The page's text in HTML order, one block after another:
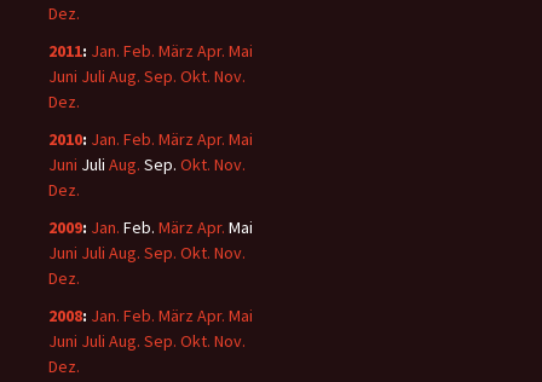
Dez.
2011: Jan. Feb. März Apr. Mai
Juni Juli Aug. Sep. Okt. Nov.
Dez.
2010: Jan. Feb. März Apr. Mai
Juni Juli Aug. Sep. Okt. Nov.
Dez.
2009: Jan. Feb. März Apr. Mai
Juni Juli Aug. Sep. Okt. Nov.
Dez.
2008: Jan. Feb. März Apr. Mai
Juni Juli Aug. Sep. Okt. Nov.
Dez.